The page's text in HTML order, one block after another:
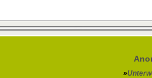
»